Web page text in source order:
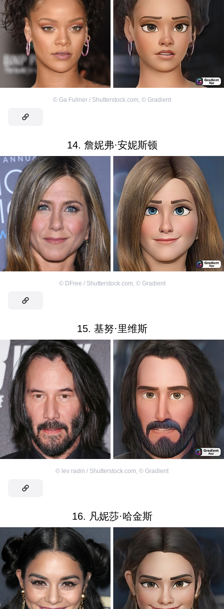
© Ga Fullner / Shutterstock.com, © Gradient
14. 詹妮弗·安妮斯顿
© DFree / Shutterstock.com, © Gradient
15. 基努·里维斯
© lev radin / Shutterstock.com, © Gradient
16. 凡妮莎·哈金斯